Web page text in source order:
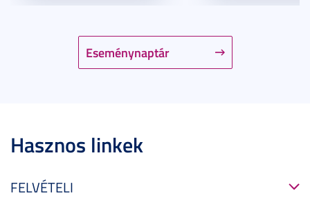
Eseménynaptár
Hasznos linkek
FELVÉTELI